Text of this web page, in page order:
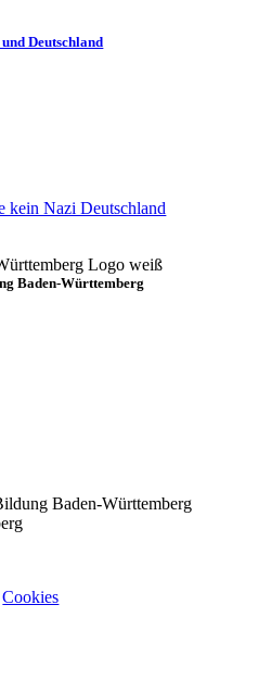
Deutschland
Baden-Württemberg
Cookies